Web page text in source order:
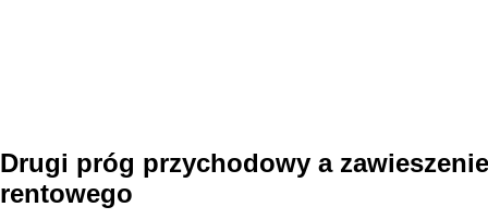
Drugi próg przychodowy a
rentowego